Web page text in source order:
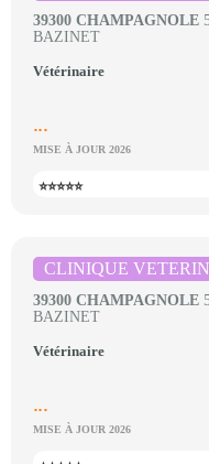
39300 CHAMPAGNOLE
BAZINET
Vétérinaire
...
MISE À JOUR 2026
⭐⭐⭐⭐⭐
CLINIQUE
39300 CHAMPAGNOLE
BAZINET
Vétérinaire
...
MISE À JOUR 2026